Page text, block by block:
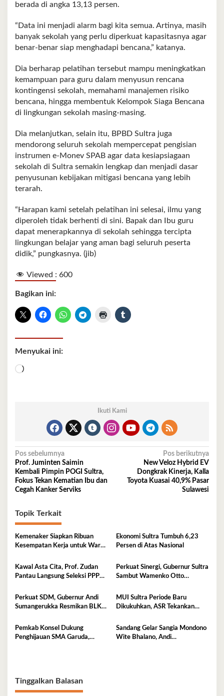
berada di angka 13,13 persen.
“Data ini menjadi alarm bagi kita semua. Artinya, masih
banyak sekolah yang perlu diperkuat kapasitasnya agar
benar-benar siap menghadapi bencana,” katanya.
Dia berharap pelatihan tersebut mampu meningkatkan
kemampuan para guru dalam menyusun rencana
kontingensi sekolah, memahami manajemen risiko
bencana, hingga membentuk Kelompok Siaga Bencana
di lingkungan sekolah masing-masing.
Dia melanjutkan, selain itu, BPBD Sultra juga
mendorong seluruh sekolah mempercepat pengisian
instrumen e-Monev SPAB agar data kesiapsiagaan
sekolah di Sultra semakin lengkap dan menjadi dasar
penyusunan kebijakan mitigasi bencana yang lebih
terarah.
“Harapan kami setelah pelatihan ini selesai, ilmu yang
diperoleh tidak berhenti di sini. Bapak dan Ibu guru
dapat menerapkannya di sekolah sehingga tercipta
lingkungan belajar yang aman bagi seluruh peserta
didik,” pungkasnya. (jib)
Viewed : 600
Bagikan ini:
Menyukai ini:
Memuat...
Ikuti Kami
Navigasi
pos
Pos sebelumnya
Prof. Juminten Saimin
Kembali Pimpin POGI Sultra,
Fokus Tekan Kematian Ibu dan
Cegah Kanker Serviks
Pos berikutnya
New Veloz Hybrid EV
Dongkrak Kinerja, Kalla
Toyota Kuasai 40,9% Pasar
Sulawesi
Topik Terkait
Kemenaker Siapkan Ribuan
Kesempatan Kerja untuk Warga
Ekonomi Sultra Tumbuh 6,23
Persen di Atas Nasional
Kawal Asta Cita, Prof. Zudan
Pantau Langsung Seleksi PPPK
Perkuat Sinergi, Gubernur Sultra
Sambut Wamenko Otto
Perkuat SDM, Gubernur Andi
Sumangerukka Resmikan BLK
MUI Sultra Periode Baru
Dikukuhkan, ASR Tekankan
Perkuat Persatuan
Pemkab Konsel Dukung
Penghijauan SMA Garuda,
Sandang Gelar Sangia Mondono
Wite Bhalano, Andi
Tinggalkan Balasan